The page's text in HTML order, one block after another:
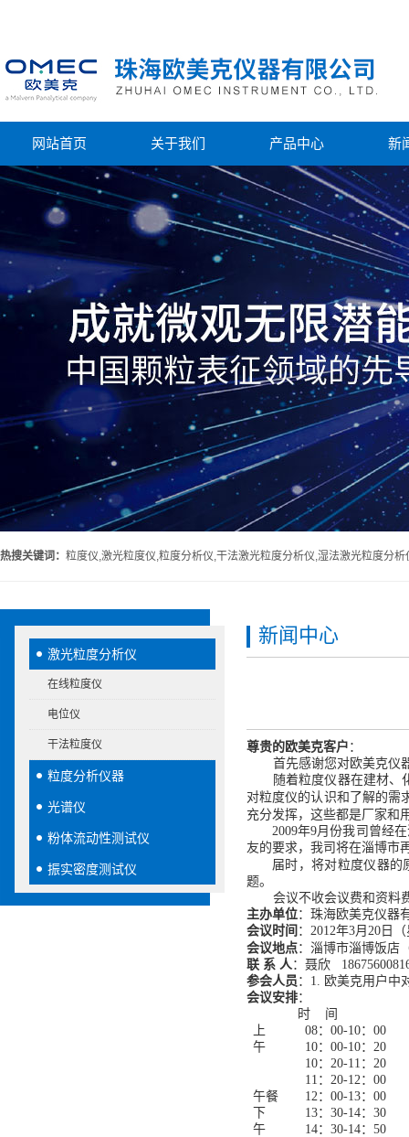
网站首页 关于我们 产品中心 新
热搜关键词： 粒度仪,激光粒度仪,粒度分析仪,干法激光粒度分析仪,湿法激光粒度分析
激光粒度分析仪
在线粒度仪
电位仪
干法粒度仪
粒度分析仪器
光谱仪
粉体流动性测试仪
振实密度测试仪
新闻中心
尊贵的欧美克客户 ：
首先感谢您对欧美克仪
随着粒度仪器在建材、
对粒度仪的认识和了解的需
充分发挥， 这些都是厂家和
2009年9月份我司曾经
友的要求，我司将在淄博市
届时， 将对粒度仪器的
题。
会议不收会议费和资料
主办单位： 珠海欧美克仪器
会议 时间 ：2012年3月 20 日
会议地点： 淄博市淄博饭店
联 系 人：聂欣 1
参会人员 ： 1. 欧美克用户中
会议安排：
时 间
上
午
08：00-10：00
10：00-10：20
10：20-11 ：20
11 ：20-12：00
午餐
12：00-13：00
下
午
13：30-14：30
14：30-14：50